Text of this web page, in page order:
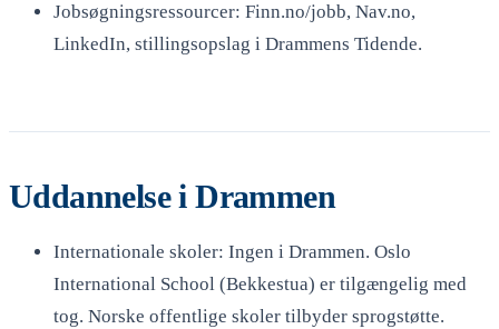
Jobsøgningsressourcer: Finn.no/jobb, Nav.no,
LinkedIn, stillingsopslag i Drammens Tidende.
Uddannelse i Drammen
Internationale skoler: Ingen i Drammen. Oslo
International School (Bekkestua) er tilgængelig med
tog. Norske offentlige skoler tilbyder sprogstøtte.